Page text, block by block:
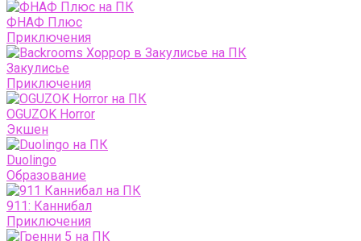
ФНАФ Плюс
Приключения
Закулисье
Приключения
OGUZOK Horror
Экшен
Duolingo
Образование
911: Каннибал
Приключения